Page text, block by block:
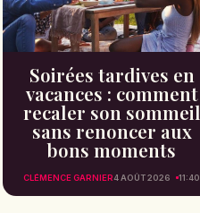
Soirées tardives en
vacances : comment
recaler son sommeil
sans renoncer aux
bons moments
CLÉMENCE GARNIER4 AOÛT 2026 11:40